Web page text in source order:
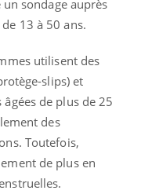
sondage auprès
13 à 50 ans.
utilisent des
slips) et
de plus de 25
des
Toutefois,
de plus en